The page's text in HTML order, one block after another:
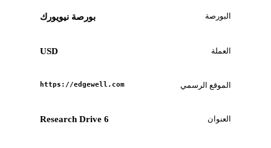
البورصة بورصة نيويورك
العملة USD
الموقع الرسمي https://edgewell.com
العنوان 6 Research Drive